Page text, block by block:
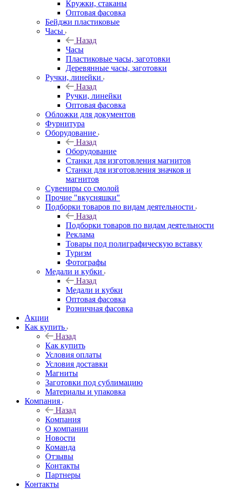
Кружки, стаканы
Оптовая фасовка
Бейджи пластиковые
Часы
Назад
Часы
Пластиковые часы, заготовки
Деревянные часы, заготовки
Ручки, линейки
Назад
Ручки, линейки
Оптовая фасовка
Обложки для документов
Фурнитура
Оборудование
Назад
Оборудование
Станки для изготовления магнитов
Станки для изготовления значков и
магнитов
Сувениры со смолой
Прочие "вкусняшки"
Подборки товаров по видам деятельности
Назад
Подборки товаров по видам деятельности
Реклама
Товары под полиграфическую вставку
Туризм
Фотографы
Медали и кубки
Назад
Медали и кубки
Оптовая фасовка
Розничная фасовка
Акции
Как купить
Назад
Как купить
Условия оплаты
Условия доставки
Магниты
Заготовки под сублимацию
Материалы и упаковка
Компания
Назад
Компания
О компании
Новости
Команда
Отзывы
Контакты
Партнеры
Контакты